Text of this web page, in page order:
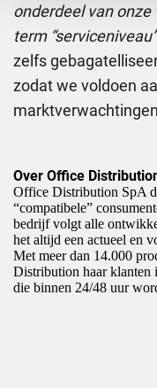
onderdeel van
term “serviceniveau”
zelfs
zodat we voldoen
Over Office
Office Distribution SpA
“compatibele”
bedrijf volgt alle
het altijd een actueel en
Met meer dan 14.000
Distribution haar klanten
die binnen 24/48 uur